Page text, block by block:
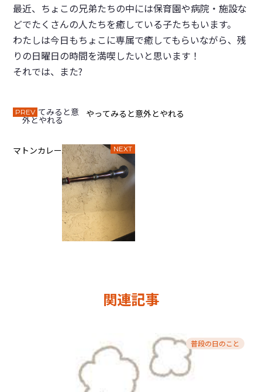
最近、ちょこの兄弟たちの中には保育園や病院・施設な
どでたくさんの人たちを癒している子たちもいます。
わたしは今日もちょこに専属で癒してもらいながら、残
りの日曜日の時間を満喫したいと思います！
それでは、また?
PREV やってみると意外とやれる
NEXT
マトンカレー
関連記事
普段の日のこと